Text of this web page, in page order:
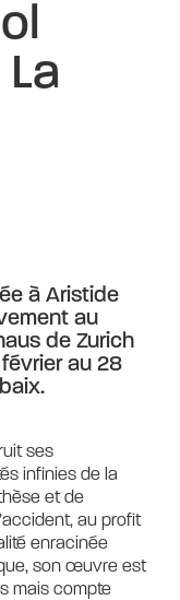
à Aristide
au
de Zurich
au 28
ses
infinies de la
et de
au profit
enracinée
son œuvre est
mais compte